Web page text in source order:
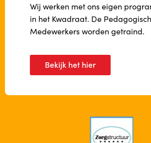
Wij werken met ons eigen
in het Kwadraat. De Pedagogisch
Medewerkers worden getraind.
Bekijk het hier